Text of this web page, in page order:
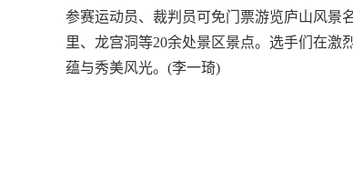
参赛运动员、裁判员可免门票游览庐山风景
里、龙宫洞等20余处景区景点。选手们在
蕴与秀美风光。(李一琦)